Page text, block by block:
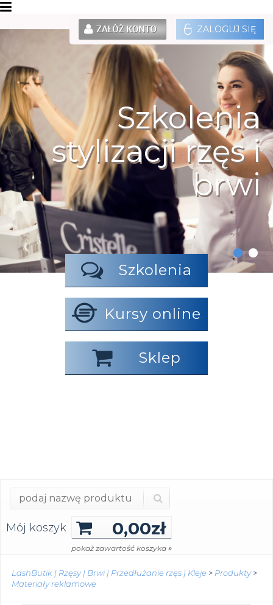
ZALOGUJ SIĘ
Szkolenia
stylizacji rzęs i
brwi
Szkolenia
Kursy online
Sklep
Mój koszyk 0,00zł
pokaż zawartość koszyka »
LashButik | Rzęsy | Brwi | Przedłużanie rzęs | Kleje > Produkty>
Materiały reklamowe